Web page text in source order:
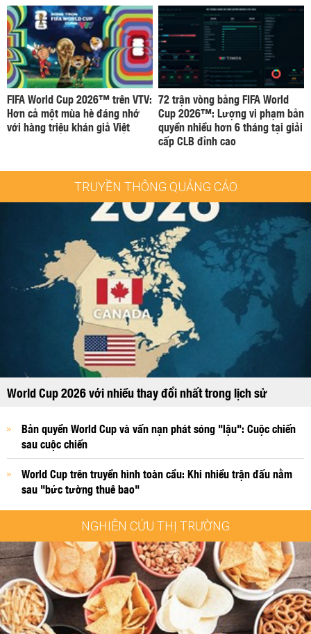
FIFA World Cup 2026™ trên VTV:
Hơn cả một mùa hè đáng nhớ
với hàng triệu khán giả Việt
72 trận vòng bảng FIFA World
Cup 2026™: Lượng vi phạm bản
quyền nhiều hơn 6 tháng tại giải
cấp CLB đỉnh cao
TRUYỀN THÔNG QUẢNG CÁO
World Cup 2026 với nhiều thay đổi nhất trong lịch sử
Bản quyền World Cup và vấn nạn phát sóng "lậu": Cuộc chiến
sau cuộc chiến
World Cup trên truyền hình toàn cầu: Khi nhiều trận đấu nằm
sau "bức tường thuê bao"
NGHIÊN CỨU THỊ TRƯỜNG